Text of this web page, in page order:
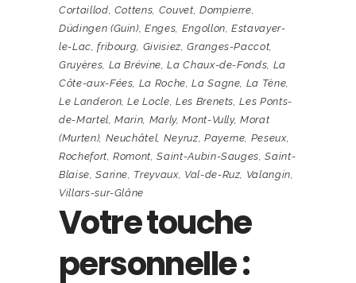
Cortaillod, Cottens, Couvet, Dompierre,
Düdingen (Guin),Enges, Engollon,Estavayer-
le-Lac,fribourg, Givisiez,Granges-Paccot,
Gruyères, La Brévine,La Chaux-de-Fonds, La
Côte-aux-Fées, La Roche,La Sagne, La Tène,
Le Landeron,Le Locle, Les Brenets,Les Ponts-
de-Martel,Marin, Marly,Mont-Vully,Morat
(Murten), Neuchâtel, Neyruz, Payerne, Peseux,
Rochefort,Romont,Saint-Aubin-Sauges,Saint-
Blaise,Sarine, Treyvaux, Val-de-Ruz, Valangin,
Villars-sur-Glâne
Votre touche
personnelle :